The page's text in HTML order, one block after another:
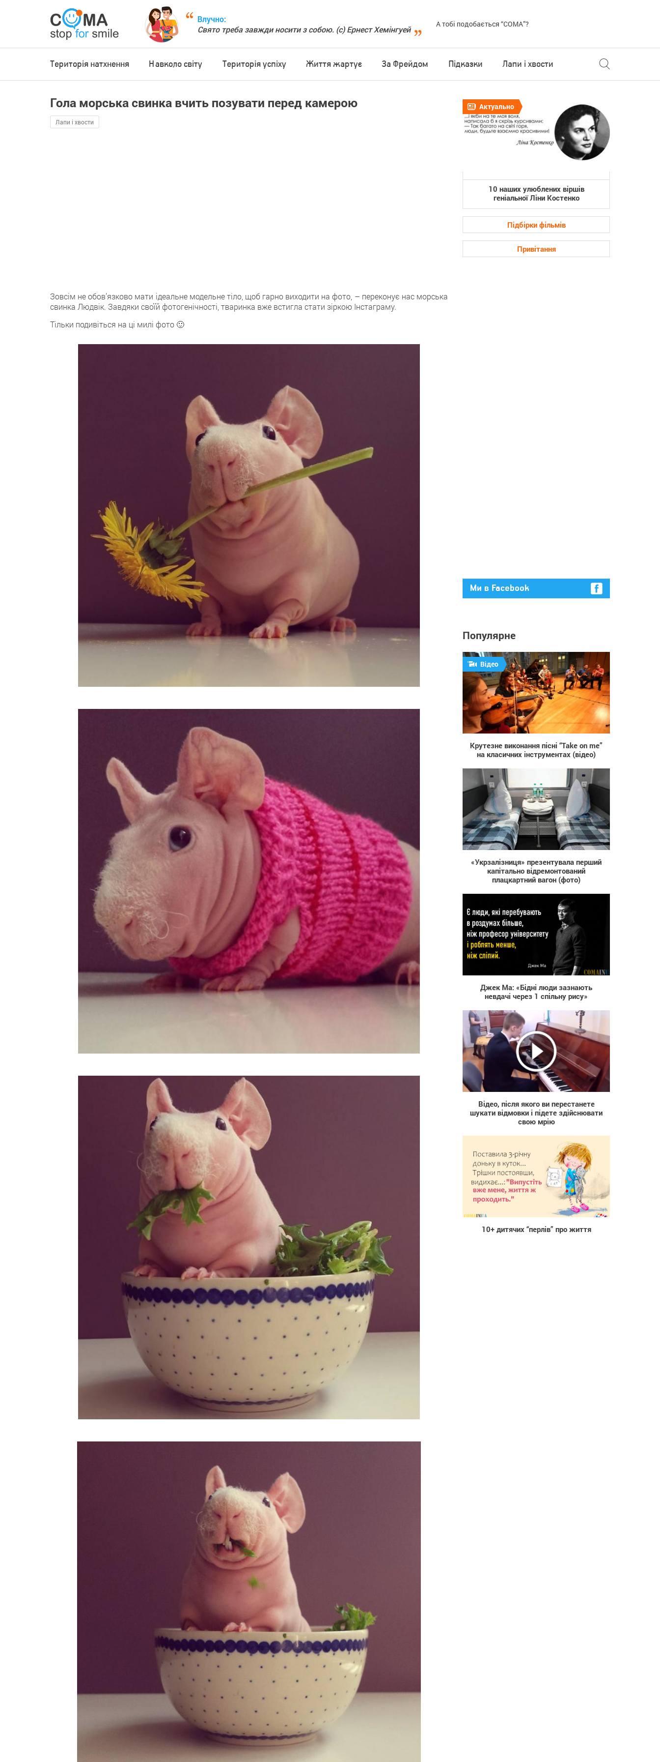
Влучно:
Свято треба завжди носити з собою. (с) Ернест Хемінгуей
А тобі подобається “COMA”?
Територія натхнення Навколо світу Територія успіху Життя жартує За Фрейдом Підказки Лапи і хвости
Гола морська свинка вчить позувати перед камерою
Лапи і хвости
Зовсім не обов’язково мати ідеальне модельне тіло, щоб гарно виходити на фото, – переконує нас морська
свинка Людвік. Завдяки своїй фотогенічності, тваринка вже встигла стати зіркою Інстаграму.
Тільки подивіться на ці милі фото 🙂
Актуально
10 наших улюблених віршів
геніальної Ліни Костенко
Підбірки фільмів
Привітання
Ми в Facebook
Популярне
1 876
Відео
Крутезне виконання пісні “Take on me”
на класичних інструментах (відео)
1 898
«Укрзалізниця» презентувала перший
капітально відремонтований
плацкартний вагон (фото)
Джек Ма: «Бідні люди зазнають
невдачі через 1 спільну рису»
581
Відео, після якого ви перестанете
шукати відмовки і підете здійснювати
свою мрію
2 156
10+ дитячих “перлів” про життя